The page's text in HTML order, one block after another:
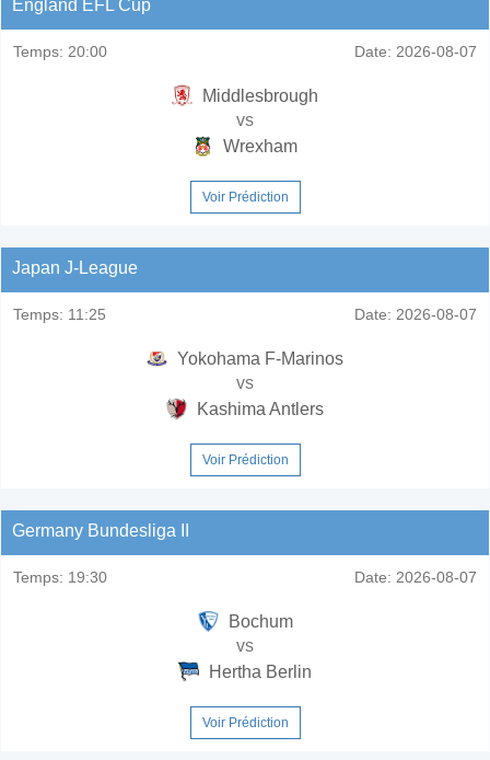
England EFL Cup
Temps: 20:00 Date: 2026-08-07
Middlesbrough
vs
Wrexham
Voir Prédiction
Japan J-League
Temps: 11:25 Date: 2026-08-07
Yokohama F-Marinos
vs
Kashima Antlers
Voir Prédiction
Germany Bundesliga II
Temps: 19:30 Date: 2026-08-07
Bochum
vs
Hertha Berlin
Voir Prédiction